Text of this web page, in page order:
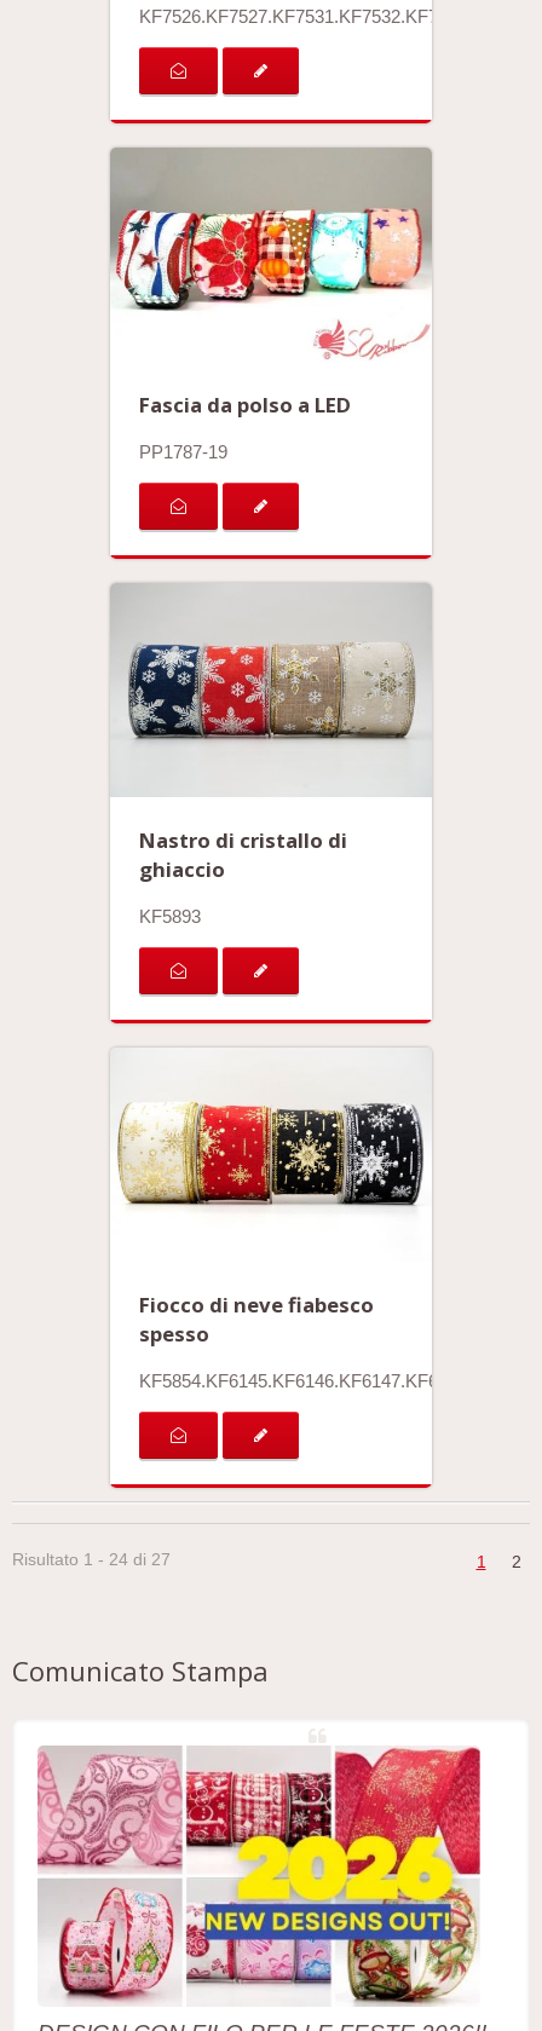
KF7526.KF7527.KF7531.KF7532.KF7533
Fascia da polso a LED
PP1787-19
Nastro di cristallo di
ghiaccio
KF5893
Fiocco di neve fiabesco
spesso
KF5854.KF6145.KF6146.KF6147.KF6150
Risultato 1 - 24 di 27 1 2
Comunicato Stampa